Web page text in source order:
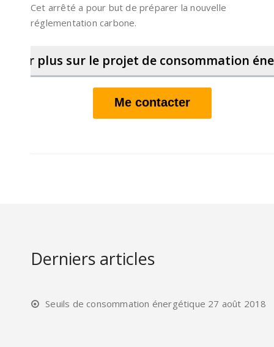
Cet arrêté a pour but de préparer la nouvelle
réglementation carbone.
plus sur le projet de consommation
Me contacter
Derniers articles
Seuils de consommation énergétique 27 août 2018